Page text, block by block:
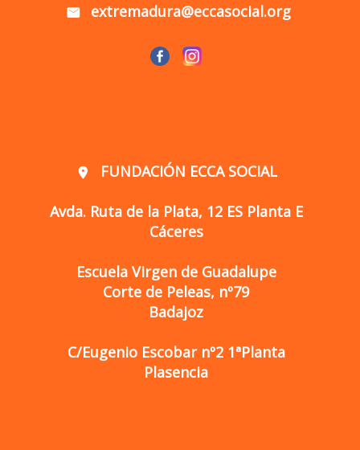
mail extremadura@eccasocial.org
location_on FUNDACIÓN ECCA SOCIAL
Avda. Ruta de la Plata, 12 ES Planta E
Cáceres
Escuela Virgen de Guadalupe
Corte de Peleas, nº79
Badajoz
C/Eugenio Escobar nº2 1ªPlanta
Plasencia